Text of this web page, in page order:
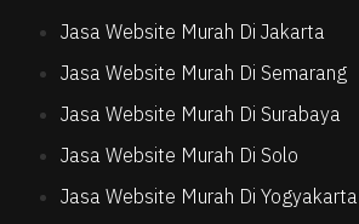
Jasa Website Murah Di Jakarta
Jasa Website Murah Di Semarang
Jasa Website Murah Di Surabaya
Jasa Website Murah Di Solo
Jasa Website Murah Di Yogyakarta